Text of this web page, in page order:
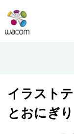
イラスト
とおにぎり